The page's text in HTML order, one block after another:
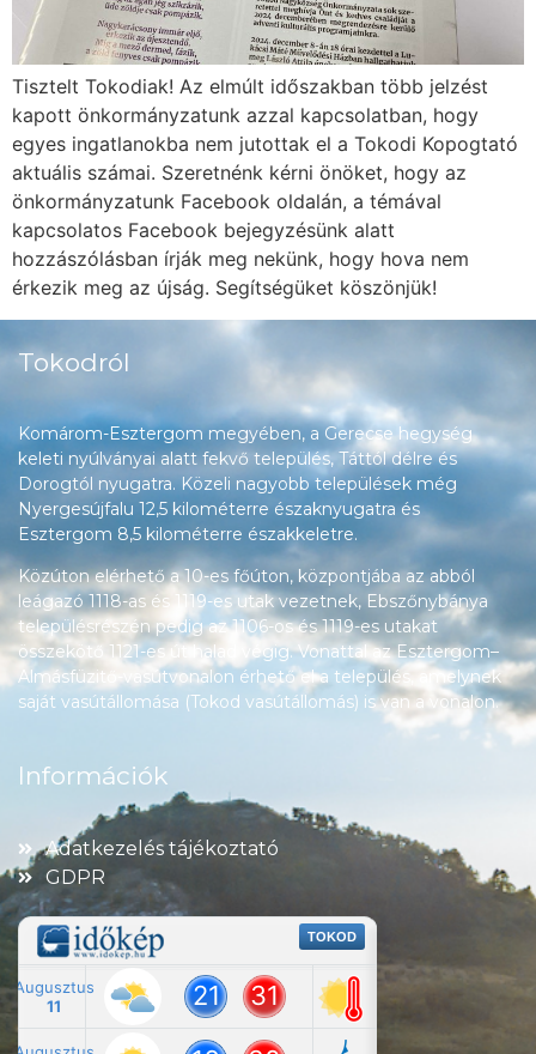
Tisztelt Tokodiak! Az elmúlt időszakban több jelzést
kapott önkormányzatunk azzal kapcsolatban, hogy
egyes ingatlanokba nem jutottak el a Tokodi Kopogtató
aktuális számai. Szeretnénk kérni önöket, hogy az
önkormányzatunk Facebook oldalán, a témával
kapcsolatos Facebook bejegyzésünk alatt
hozzászólásban írják meg nekünk, hogy hova nem
érkezik meg az újság. Segítségüket köszönjük!
Tokodról
Komárom-Esztergom megyében, a Gerecse hegység
keleti nyúlványai alatt fekvő település, Táttól délre és
Dorogtól nyugatra. Közeli nagyobb települések még
Nyergesújfalu 12,5 kilométerre északnyugatra és
Esztergom 8,5 kilométerre északkeletre.
Közúton elérhető a 10-es főúton, központjába az abból
leágazó 1118-as és 1119-es utak vezetnek, Ebszőnybánya
településrészén pedig az 1106-os és 1119-es utakat
összekötő 1121-es út halad végig. Vonattal az Esztergom–
Almásfüzitő-vasútvonalon érhető el a település, amelynek
saját vasútállomása (Tokod vasútállomás) is van a vonalon.
Információk
Adatkezelés tájékoztató
GDPR